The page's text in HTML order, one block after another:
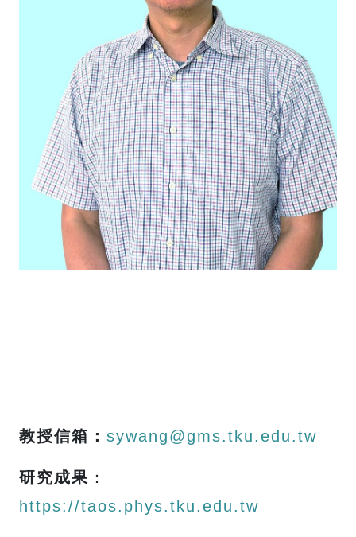
教授信箱 ： sywang@gms.tku.edu.tw
研究成果 ：
https://taos.phys.tku.edu.tw